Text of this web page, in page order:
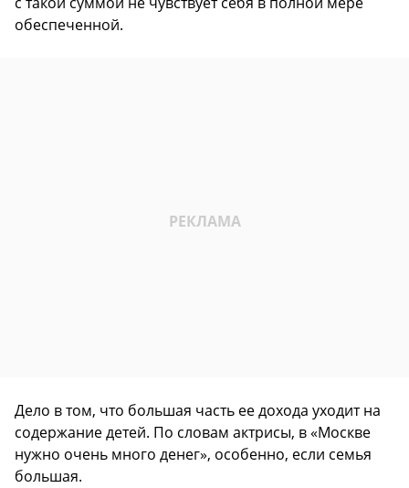
обеспеченной.
Дело в том, что большая часть ее дохода уходит на
содержание детей. По словам актрисы, в «Москве
нужно очень много денег», особенно, если семья
большая.